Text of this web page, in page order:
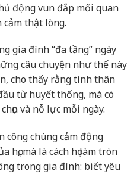
động vun đắp mối quan
cảm thật lòng.
gia đình “đa tầng” ngày
câu chuyện như thế này
cho thấy rằng tình thân
từ huyết thống, mà có
và nỗ lực mỗi ngày.
công chúng cảm động
họ, mà là cách họ làm tròn
trong gia đình: biết yêu